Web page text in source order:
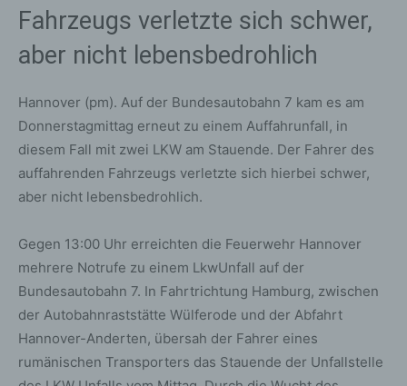
Fahrzeugs verletzte sich schwer,
aber nicht lebensbedrohlich
Hannover (pm). Auf der Bundesautobahn 7 kam es am
Donnerstagmittag erneut zu einem Auffahrunfall, in
diesem Fall mit zwei LKW am Stauende. Der Fahrer des
auffahrenden Fahrzeugs verletzte sich hierbei schwer,
aber nicht lebensbedrohlich.
Gegen 13:00 Uhr erreichten die Feuerwehr Hannover
mehrere Notrufe zu einem LkwUnfall auf der
Bundesautobahn 7. In Fahrtrichtung Hamburg, zwischen
der Autobahnraststätte Wülferode und der Abfahrt
Hannover-Anderten, übersah der Fahrer eines
rumänischen Transporters das Stauende der Unfallstelle